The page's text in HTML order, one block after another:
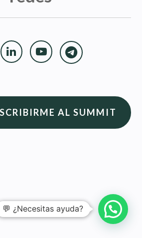
LinkedinYoutube
AL SUMMIT
💬 ¿Necesitas ayuda?